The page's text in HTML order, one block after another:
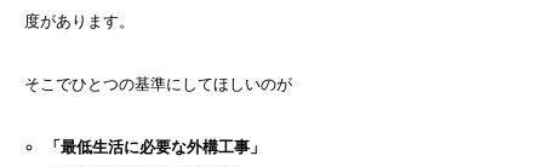
度があります。
そこでひとつの基準にしてほしいのが
「最低生活に必要な外構工事」